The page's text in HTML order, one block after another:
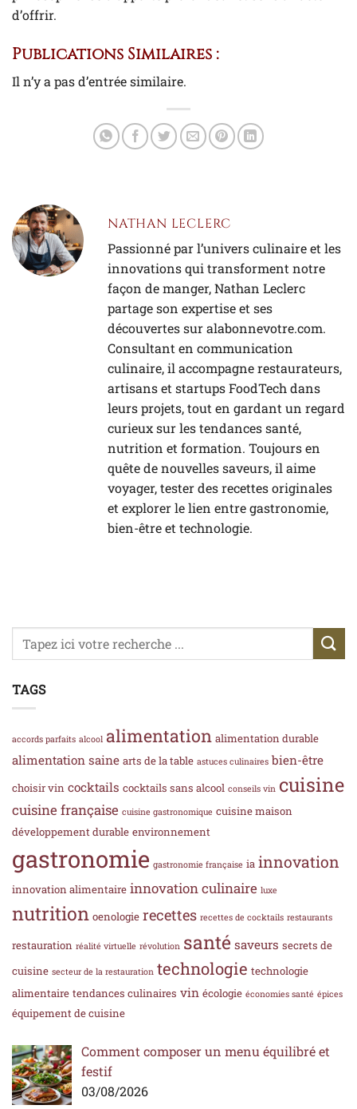
d’offrir.
Publications Similaires :
Il n’y a pas d’entrée similaire.
NATHAN LECLERC
Passionné par l’univers culinaire et les
innovations qui transforment notre
façon de manger, Nathan Leclerc
partage son expertise et ses
découvertes sur alabonnevotre.com.
Consultant en communication
culinaire, il accompagne restaurateurs,
artisans et startups FoodTech dans
leurs projets, tout en gardant un regard
curieux sur les tendances santé,
nutrition et formation. Toujours en
quête de nouvelles saveurs, il aime
voyager, tester des recettes originales
et explorer le lien entre gastronomie,
bien-être et technologie.
TAGS
accords parfaits alcool alimentation alimentation durable
alimentation saine arts de la table astuces culinaires bien-être
choisir vin cocktails cocktails sans alcool conseils vin cuisine
cuisine française cuisine gastronomique cuisine maison
développement durable environnement
gastronomie gastronomie française ia innovation
innovation alimentaire innovation culinaire luxe
nutrition oenologie recettes recettes de cocktails restaurants
restauration réalité virtuelle révolution santé saveurs secrets de
cuisine secteur de la restauration technologie technologie
alimentaire tendances culinaires vin écologie économies santé épices
équipement de cuisine
Comment composer un menu équilibré et
festif
03/08/2026